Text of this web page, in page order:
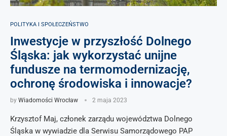
POLITYKA I SPOŁECZEŃSTWO
Inwestycje w przyszłość Dolnego
Śląska: jak wykorzystać unijne
fundusze na termomodernizację,
ochronę środowiska i innowacje?
by Wiadomości Wrocław 2 maja 2023
Krzysztof Maj, członek zarządu województwa Dolnego
Śląska w wywiadzie dla Serwisu Samorządowego PAP